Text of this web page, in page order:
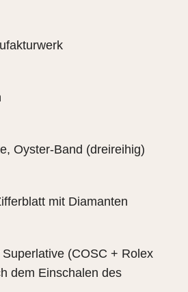
Oyster-Band (dreireihig)
mit Diamanten
(COSC + Rolex
dem Einschalen des